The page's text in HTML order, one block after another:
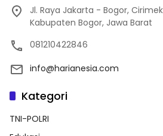
Jl. Raya Jakarta - Bogor,
Kabupaten Bogor, Jawa Barat
081210422846
info@harianesia.com
Kategori
TNI-POLRI